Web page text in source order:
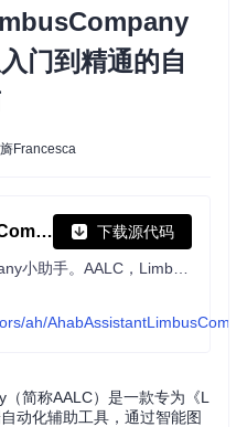
门到精通的自
Francesca
AhabAssistantLimbusCompany 下载源代码
ah/
简称AALC）是一款专为《L
动化辅助工具，通过智能图